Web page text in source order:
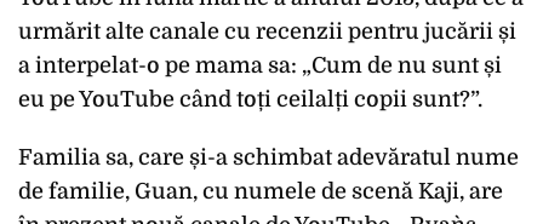
urmărit alte canale cu recenzii pentru jucării și
a interpelat-o pe mama sa: „Cum de nu sunt și
eu pe YouTube când toți ceilalți copii sunt?”.
Familia sa, care și-a schimbat adevăratul nume
de familie, Guan, cu numele de scenă Kaji, are